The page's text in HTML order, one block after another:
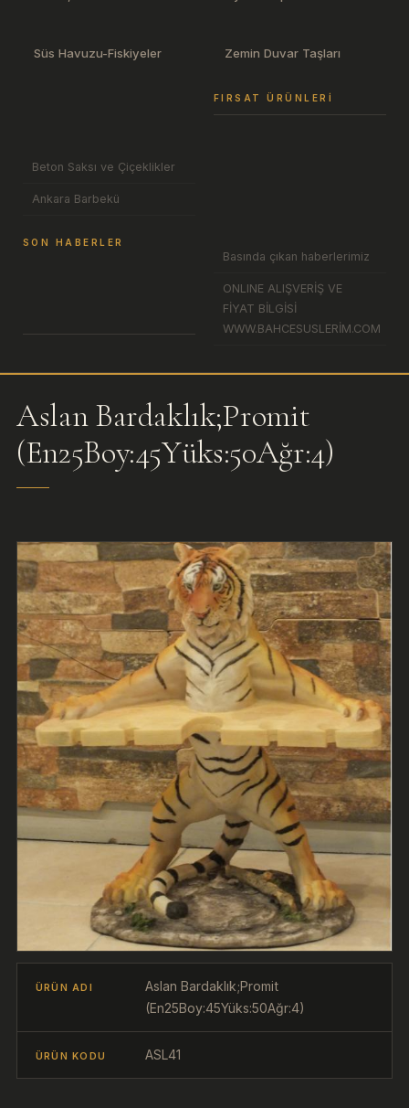
Süs Havuzu-Fiskiyeler Zemin Duvar Taşları
FIRSAT ÜRÜNLERI
Beton Saksı ve Çiçeklikler
Ankara Barbekü
SON HABERLER
Basında çıkan haberlerimiz
ONLINE ALIŞVERİŞ VE
FİYAT BİLGİSİ
WWW.BAHCESUSLERİM.COM
Aslan Bardaklık;Promit
(En25Boy:45Yüks:50Ağr:4)
ÜRÜN ADI
Aslan Bardaklık;Promit
(En25Boy:45Yüks:50Ağr:4)
ÜRÜN KODU ASL41